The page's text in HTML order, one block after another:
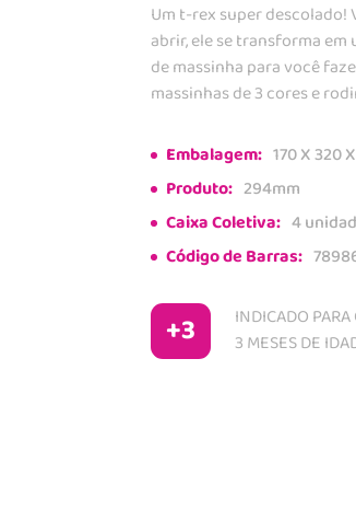
Um t-rex super descolado!
abrir, ele se transforma
de massinha para você
massinhas de 3 cores e
Embalagem: 170 X 320
Produto: 294mm
Caixa Coletiva: 4
Código de Barras:
+3
INDICADO PARA
3 MESES DE